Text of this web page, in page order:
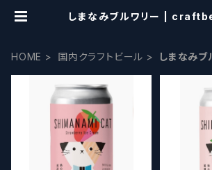
しまなみブルワリー |
HOME 国内クラフトビール しまなみブ